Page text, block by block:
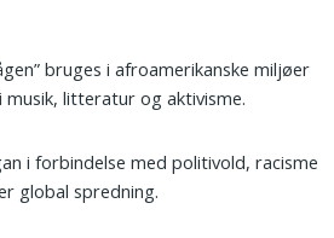
bruges i afroamerikanske miljøer
litteratur og aktivisme.
i forbindelse med politivold, racisme
global spredning.